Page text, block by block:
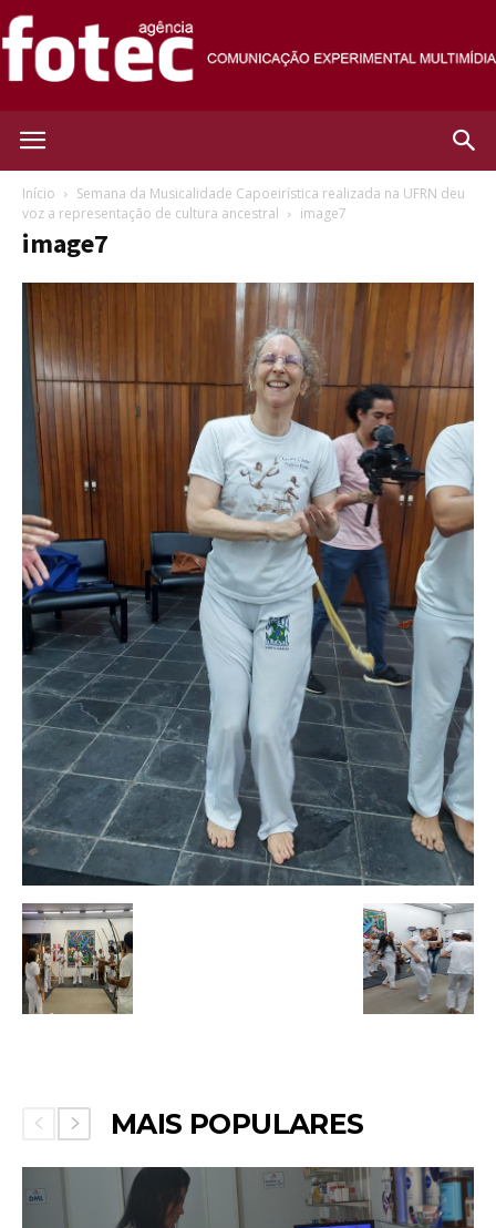
Início
Semana da Musicalidade Capoeirística realizada na UFRN deu
voz a representação de cultura ancestral
image7
image7
MAIS POPULARES